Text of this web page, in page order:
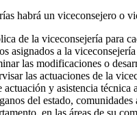
habrá un viceconsejero o
de la viceconsejería para
asignados a la
las modificaciones o
las actuaciones de la
y asistencia
del estado,